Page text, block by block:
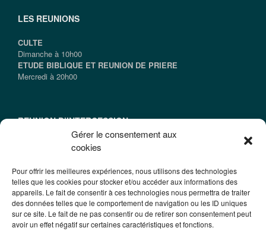
Gérer le consentement aux
cookies
Pour offrir les meilleures expériences, nous utilisons des technologies
telles que les cookies pour stocker et/ou accéder aux informations des
appareils. Le fait de consentir à ces technologies nous permettra de traiter
des données telles que le comportement de navigation ou les ID uniques
sur ce site. Le fait de ne pas consentir ou de retirer son consentement peut
avoir un effet négatif sur certaines caractéristiques et fonctions.
LES REUNIONS
CULTE
Dimanche à 10h00
ETUDE BIBLIQUE ET REUNION DE PRIERE
Mercredi à 20h00
REUNION D’INTERCESSION
Samedi à 09h15
INFORMATIONS
@2016 EEBSO